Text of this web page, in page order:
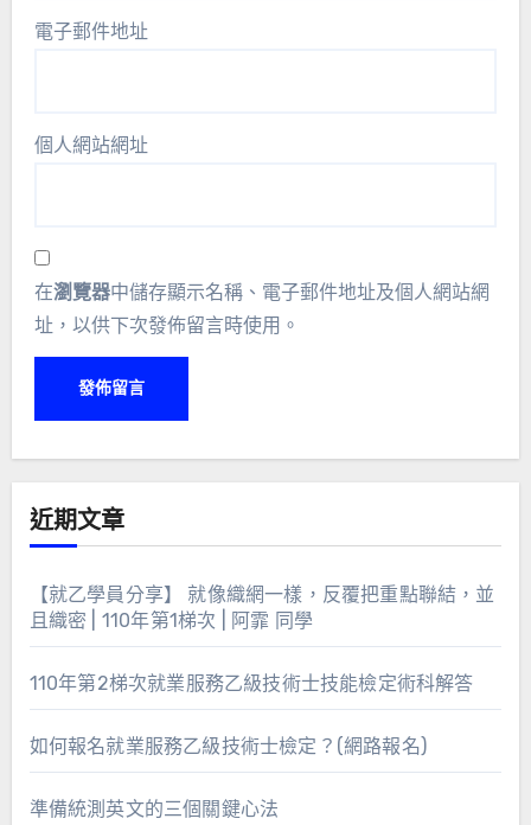
電子郵件地址
個人網站網址
在瀏覽器中儲存顯示名稱、電子郵件地址及個人網站網
址，以供下次發佈留言時使用。
近期文章
【就乙學員分享】 就像織網一樣，反覆把重點聯結，並
且織密 | 110年第1梯次 | 阿霏 同學
110年第2梯次就業服務乙級技術士技能檢定術科解答
如何報名就業服務乙級技術士檢定？(網路報名)
準備統測英文的三個關鍵心法